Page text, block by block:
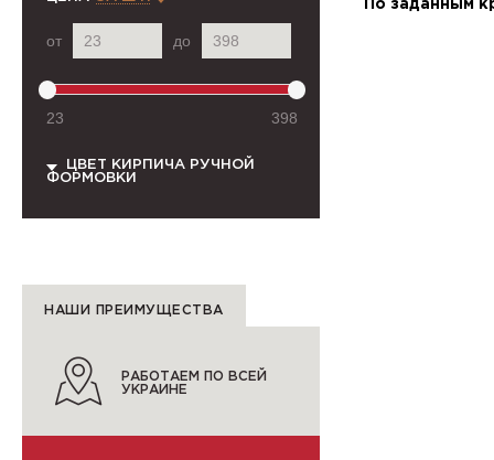
от до
23 398
ЦВЕТ КИРПИЧА РУЧНОЙ
ФОРМОВКИ
НАШИ ПРЕИМУЩЕСТВА
РАБОТАЕМ ПО ВСЕЙ
УКРАИНЕ
По заданным